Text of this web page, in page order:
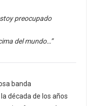
preocupado
del mundo…”
banda
década de los años